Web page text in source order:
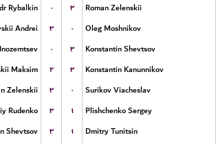
Rybalkin
۰ ۳
Roman Zelenskii
Andrei
۳ ۰
Oleg Moshnikov
۰ ۳
Konstantin Shevtsov
Maksim
۲ ۳
Konstantin Kanunnikov
Zelenskii
۳ ۰
Surikov Viacheslav
Rudenko
۳ ۱
Plishchenko Sergey
Shevtsov
۳ ۱
Dmitry Tunitsin